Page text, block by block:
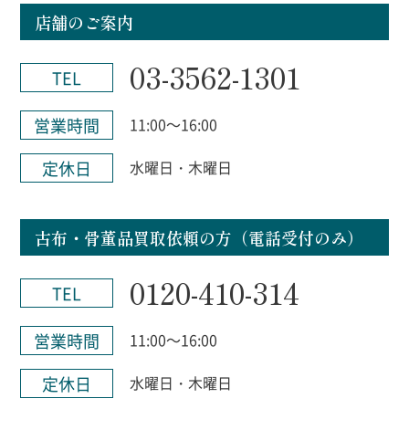
店舗のご案内
TEL 03-3562-1301
営業時間 11:00～16:00
定休日 水曜日・木曜日
古布・骨董品買取依頼の方（電話受付のみ）
TEL 0120-410-314
営業時間 11:00～16:00
定休日 水曜日・木曜日